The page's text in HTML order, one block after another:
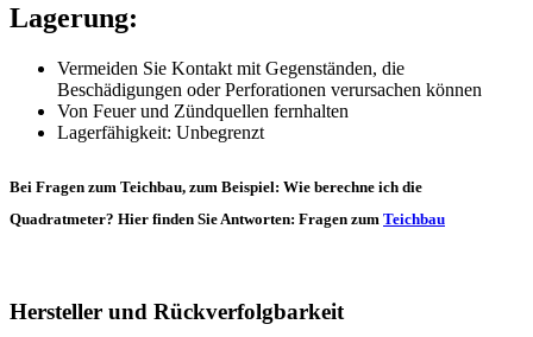
Lagerung:
Vermeiden Sie Kontakt mit Gegenständen, die
Beschädigungen oder Perforationen verursachen können
Von Feuer und Zündquellen fernhalten
Lagerfähigkeit: Unbegrenzt
Bei Fragen zum Teichbau, zum Beispiel: Wie berechne ich die
Quadratmeter? Hier finden Sie Antworten: Fragen zum Teichbau
Hersteller und Rückverfolgbarkeit